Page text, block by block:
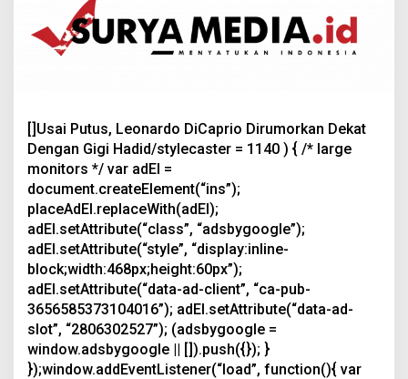
[] Usai Putus, Leonardo DiCaprio Dirumorkan Dekat
Dengan Gigi Hadid/stylecaster = 1140 ) { /* large
monitors */ var adEl =
document.createElement(“ins”);
placeAdEl.replaceWith(adEl);
adEl.setAttribute(“class”, “adsbygoogle”);
adEl.setAttribute(“style”, “display:inline-
block;width:468px;height:60px”);
adEl.setAttribute(“data-ad-client”, “ca-pub-
3656585373104016”); adEl.setAttribute(“data-ad-
slot”, “2806302527”); (adsbygoogle =
window.adsbygoogle || []).push({}); }
});window.addEventListener(“load”, function(){ var